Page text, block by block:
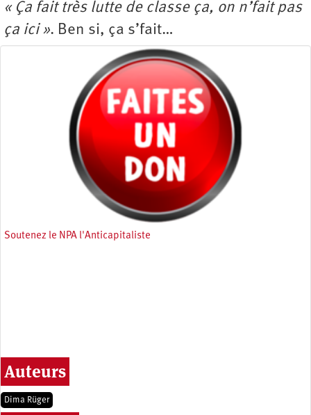
« Ça fait très lutte de classe ça, on n’fait pas
ça ici ». Ben si, ça s’fait…
Soutenez le NPA l'Anticapitaliste
Auteurs
Dima Rüger